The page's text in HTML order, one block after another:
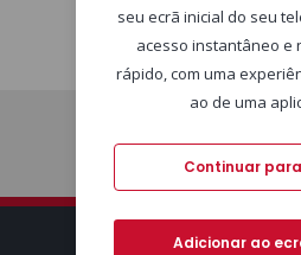
Mapa
seu ecrã inicial do seu
acesso instantâneo e
rápido, com uma
ao de uma
Continuar
Adicionar ao